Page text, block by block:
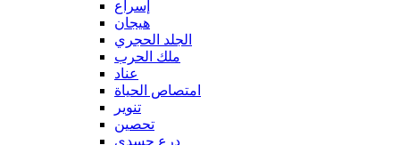
إسراع
هيجان
الجلد الحجري
ملك الحرب
عناد
امتصاص الحياة
تنوير
تحصين
درع جسدي